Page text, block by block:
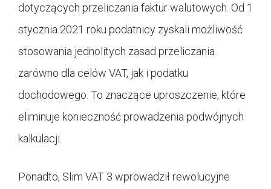
dotyczących przeliczania faktur walutowych. Od 1
stycznia 2021 roku podatnicy zyskali możliwość
stosowania jednolitych zasad przeliczania
zarówno dla celów VAT, jak i podatku
dochodowego. To znaczące uproszczenie, które
eliminuje konieczność prowadzenia podwójnych
kalkulacji.
Ponadto, Slim VAT 3 wprowadził rewolucyjne